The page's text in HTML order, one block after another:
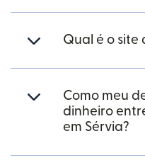
Qual é o site
Como meu
dinheiro
em Sérvia?